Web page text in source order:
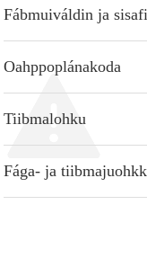
Fábmuiváldin ja
Oahppoplánakoda
Tiibmalohku
Fága- ja